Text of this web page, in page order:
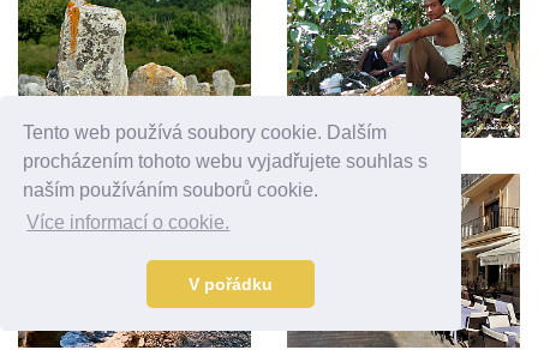
Tento web používá soubory cookie. Dalším
procházením tohoto webu vyjadřujete souhlas s
naším používáním souborů cookie.
Více informací o cookie.
V pořádku